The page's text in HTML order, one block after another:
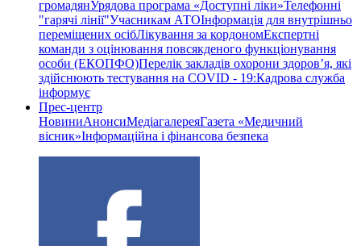
громадянУрядова програма «Доступні ліки»Телефонні
"гарячі лінії"Учасникам АТОІнформація для внутрішньо
переміщених осібЛікування за кордономЕкспертні
команди з оцінювання повсякденого функціонування
особи (ЕКОПФО)Перелік закладів охорони здоров’я, які
здійснюють тестування на COVID - 19:Кадрова служба
інформує
Прес-центр
НовиниАнонсиМедіагалереяГазета «Медичний
вісник»Інформаційна і фінансова безпека